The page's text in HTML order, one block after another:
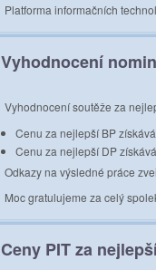
Platforma informačních
Vyhodnocení
Vyhodnocení soutěže za
Cenu za nejlepší BP
Cenu za nejlepší DP získává
Odkazy na výsledné práce
Moc gratulujeme za celý
Ceny PIT za